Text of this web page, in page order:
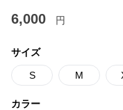
6,000 円
サイズ
S M
カラー